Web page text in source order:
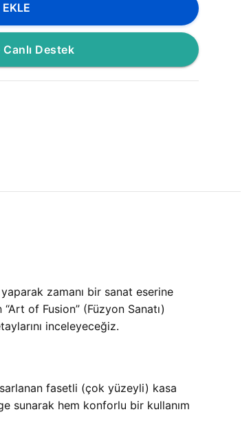
Destek
zamanı bir sanat eserine
“Art of Fusion” (Füzyon Sanatı)
inceleyeceğiz.
fasetli (çok yüzeyli) kasa
sunarak hem konforlu bir kullanım